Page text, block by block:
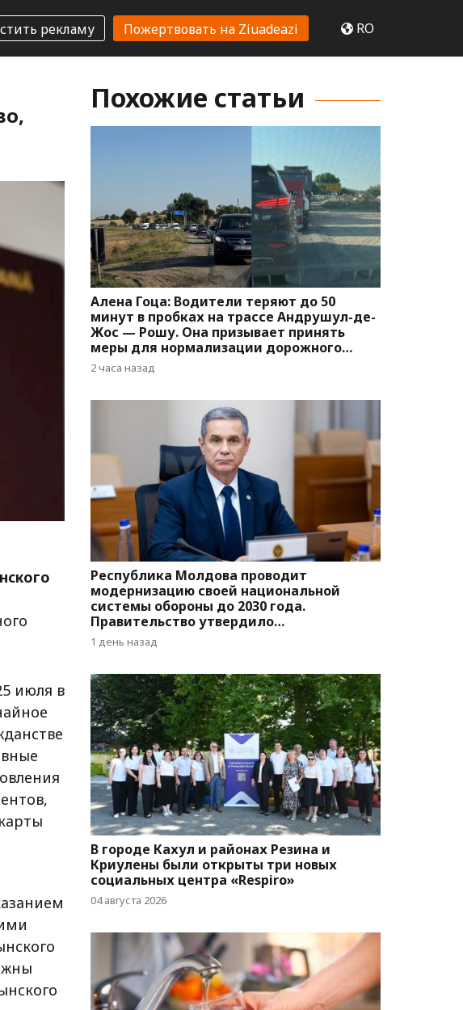
рекламу Пожертвовать на Ziuadeazi RO
июля в
Похожие статьи
Алена Гоца: Водители теряют до 50
минут в пробках на трассе Андрушул-де-
Жос — Рошу. Она призывает принять
меры для нормализации дорожного
движения
2 часа назад
Республика Молдова проводит
модернизацию своей национальной
системы обороны до 2030 года.
Правительство утвердило
соответствующую программу
1 день назад
В городе Кахул и районах Резина и
Криулены были открыты три новых
социальных центра «Respiro»
04 августа 2026